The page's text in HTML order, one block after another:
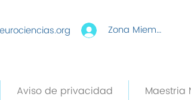
Zona Miembros
Aviso de privacidad Maestria